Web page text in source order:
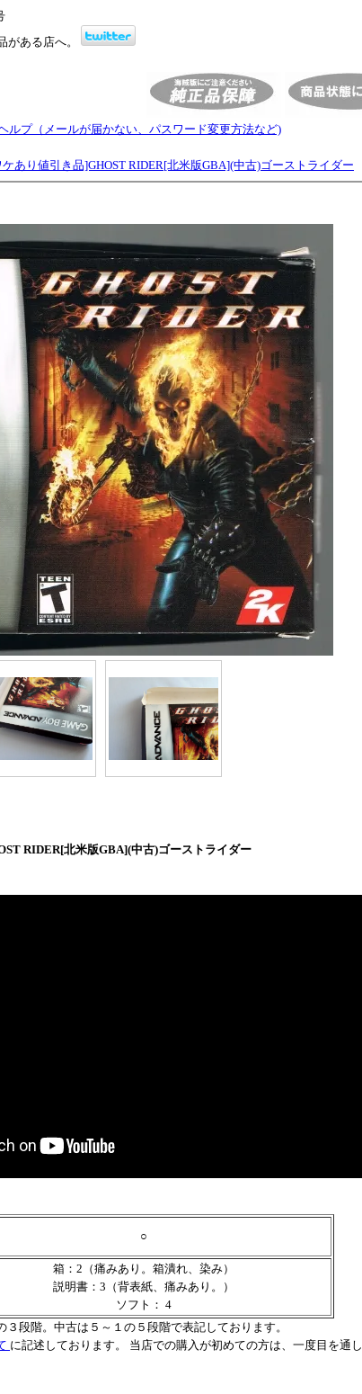
ある店へ。
ルプ（メールが届かない、パスワード変更方法など)
ケあり値引き品]GHOST RIDER[北米版GBA](中古)ゴーストライダー
RIDER[北米版GBA](中古)ゴーストライダー
○
箱：2（痛みあり。箱潰れ、染み）
説明書：3（背表紙、痛みあり。）
ソフト： 4
段階。中古は５～１の５段階で表記しております。
に記述しております。 当店での購入が初めての方は、一度目を通し